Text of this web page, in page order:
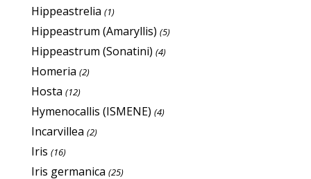
Hippeastrelia (1)
Hippeastrum (Amaryllis) (5)
Hippeastrum (Sonatini) (4)
Homeria (2)
Hosta (12)
Hymenocallis (ISMENE) (4)
Incarvillea (2)
Iris (16)
Iris germanica (25)